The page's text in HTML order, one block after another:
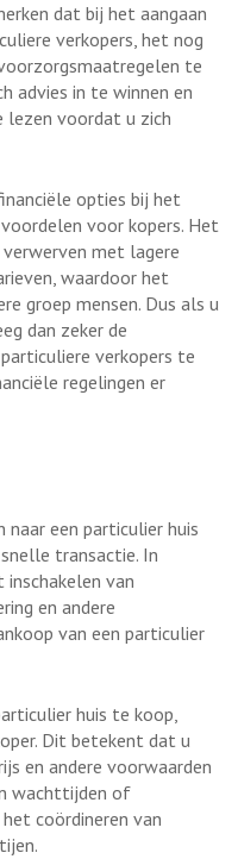
dat bij het aangaan
verkopers, het nog
te
advies in te winnen en
voordat u zich
opties bij het
voor kopers. Het
met lagere
waardoor het
groep mensen. Dus als u
dan zeker de
verkopers te
regelingen er
een particulier huis
transactie. In
van
en andere
van een particulier
huis te koop,
Dit betekent dat u
en andere voorwaarden
wachttijden of
coördineren van